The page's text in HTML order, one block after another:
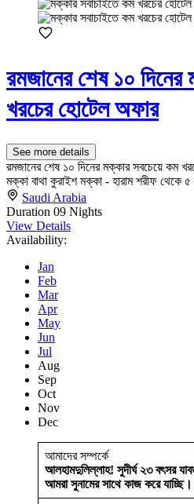
রমজানের শেষ ১০
খরচের হোটেল অফার
See more details
রমজানের শেষ ১০ দিনের মক্কার সবচেয়ে কম
মক্কা বাথা কুরাইশ মক্কা - হারাম শরীফ থেকে ৫
Saudi Arabia
Duration 09 Nights
View Details
Availability:
Jan
Feb
Mar
Apr
May
Jun
Jul
Aug
Sep
Oct
Nov
Dec
আমাদের সম্পর্কে
আলহামদুলিল্লাহ! সুদীর্ঘ ২৩ বৎসর
আমরা সুনামের সাথে কাজ করে যাচ্ছি।